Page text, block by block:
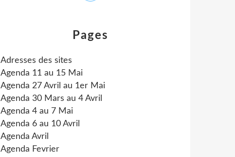
Pages
Adresses des sites
Agenda 11 au 15 Mai
Agenda 27 Avril au 1er Mai
Agenda 30 Mars au 4 Avril
Agenda 4 au 7 Mai
Agenda 6 au 10 Avril
Agenda Avril
Agenda Fevrier